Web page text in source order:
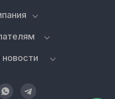
новости